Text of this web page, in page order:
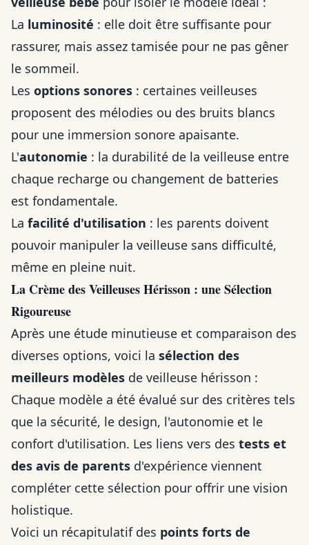
La luminosité : elle doit être suffisante pour
rassurer, mais assez tamisée pour ne pas gêner
le sommeil.
Les options sonores : certaines veilleuses
proposent des mélodies ou des bruits blancs
pour une immersion sonore apaisante.
L'autonomie : la durabilité de la veilleuse entre
chaque recharge ou changement de batteries
est fondamentale.
La facilité d'utilisation : les parents doivent
pouvoir manipuler la veilleuse sans difficulté,
même en pleine nuit.
La Crème des Veilleuses Hérisson : une Sélection
Rigoureuse
Après une étude minutieuse et comparaison des
diverses options, voici la sélection des
meilleurs modèles de veilleuse hérisson :
Chaque modèle a été évalué sur des critères tels
que la sécurité, le design, l'autonomie et le
confort d'utilisation. Les liens vers des tests et
des avis de parents d'expérience viennent
compléter cette sélection pour offrir une vision
holistique.
Voici un récapitulatif des points forts de